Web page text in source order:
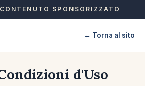
SPONSORIZZATO
← Torna al sito
d'Uso